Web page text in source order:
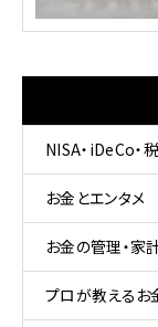
NISA・iDeCo・
お金とエンタメ
お金の管理・家
プロが教えるお